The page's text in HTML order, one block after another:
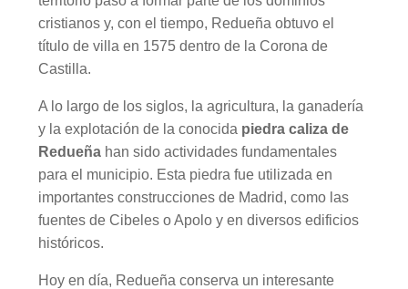
cristianos y, con el tiempo, Redueña obtuvo el
título de villa en 1575 dentro de la Corona de
Castilla.
A lo largo de los siglos, la agricultura, la ganadería
y la explotación de la conocida piedra caliza de
Redueñahan sido actividades fundamentales
para el municipio. Esta piedra fue utilizada en
importantes construcciones de Madrid, como las
fuentes de Cibeles o Apolo y en diversos edificios
históricos.
Hoy en día, Redueña conserva un interesante